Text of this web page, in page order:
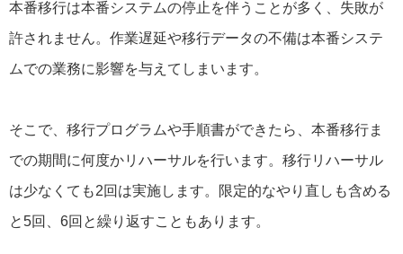
本番移行は本番システムの停止を伴うことが多く、失敗が
許されません。作業遅延や移行データの不備は本番システ
ムでの業務に影響を与えてしまいます。
そこで、移行プログラムや手順書ができたら、本番移行ま
での期間に何度かリハーサルを行います。移行リハーサル
は少なくても2回は実施します。限定的なやり直しも含める
と5回、6回と繰り返すこともあります。